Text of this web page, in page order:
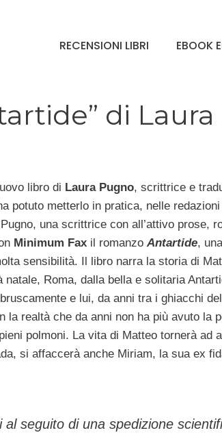
RECENSIONI LIBRI EBOOK
di
libro di Laura Pugno, scrittrice e
potuto metterlo in pratica, nelle
una scrittrice con all’attivo prose,
Minimum Faxil romanzo Antartide,
sensibilità. Il libro narra la storia di
Roma, dalla bella e solitaria
e lui, da anni tra i ghiacchi
la realtà che da anni non ha più avuto la
polmoni. La vita di Matteo tornerà ad
si affaccerà anche Miriam, la sua ex
seguito di una spedizione